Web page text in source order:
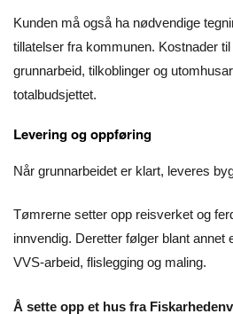
Kunden må også ha nødvendige
tillatelser fra kommunen. Kostnader
grunnarbeid, tilkoblinger og
totalbudsjettet.
Levering og oppføring
Når grunnarbeidet er klart, leveres
Tømrerne setter opp reisverket og
innvendig. Deretter følger blant annet
VVS-arbeid, flislegging og maling.
Å sette opp et hus fra